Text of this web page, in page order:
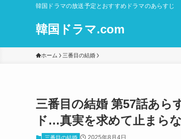
韓国ドラマの放送予定とおすすめドラマのあらすじ
韓国ドラマ.com
ホーム 三番目の結婚
三番目の結婚 第57話あら
ド…真実を求めて止まら
三番目の結婚 2025年8月4日